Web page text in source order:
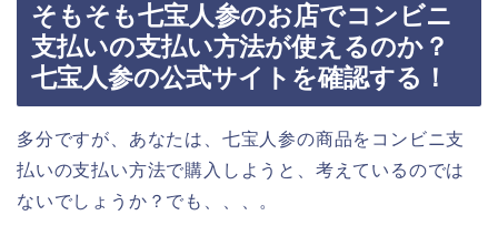
そもそも七宝人参のお店でコンビニ
支払いの支払い方法が使えるのか？
七宝人参の公式サイトを確認する！
多分ですが、あなたは、七宝人参の商品をコンビニ支
払いの支払い方法で購入しようと、考えているのでは
ないでしょうか？でも、、、。